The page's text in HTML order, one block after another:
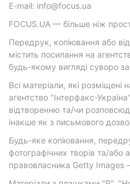
E-mail: info@focus.ua
FOCUS.UA — більше ніж
Передрук, копіювання або
містить посилання на
будь-якому вигляді суворо
Всі матеріали, які
агентство "Інтерфакс-
відтворенню та/чи
інакше як з письмового
Будь-яке копіювання,
фотографічних творів та/або
правовласника Getty Images